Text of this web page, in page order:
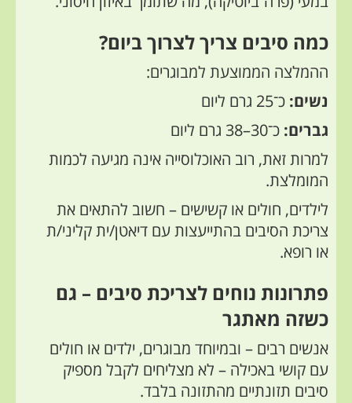
כמה סיבים צריך לצרוך ביום?
ההמלצה הממוצעת למבוגרים:
נשים: כ־25 גרם ליום
גברים: כ־30–38 גרם ליום
למרות זאת, רוב האוכלוסייה אינה מגיעה לכמות
המומלצת.
לילדים, חולים או קשישים – חשוב להתאים את
צריכת הסיבים בהתייעצות עם דיאטן/ית קליני/ת
או רופא.
פתרונות נוחים לצריכת סיבים – גם
כשזה מאתגר
אנשים רבים – ובמיוחד מבוגרים, ילדים או חולים
עם קושי באכילה – לא מצליחים לקבל מספיק
סיבים תזונתיים מהתזונה בלבד.